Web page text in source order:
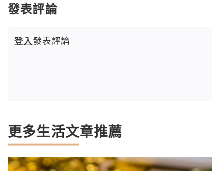
發表評論
登入發表評論
更多生活文章推薦